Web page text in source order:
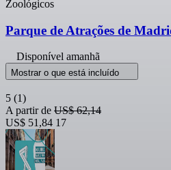
Zoológicos
Parque de Atrações de
Disponível amanhã
Mostrar o que está incluído
5 (1)
A partir de US$ 62,14
US$ 51,84 17